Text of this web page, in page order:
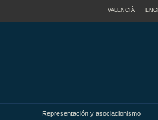
VALENCIÀ
Representación y asociacionismo